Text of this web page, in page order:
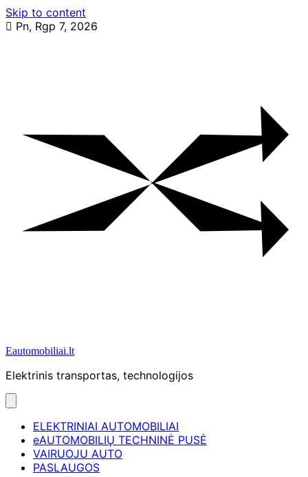
Skip to content
Pn, Rgp 7, 2026
Eautomobiliai.lt
Elektrinis transportas, technologijos
ELEKTRINIAI AUTOMOBILIAI
eAUTOMOBILIŲ TECHNINĖ PUSĖ
VAIRUOJU AUTO
PASLAUGOS